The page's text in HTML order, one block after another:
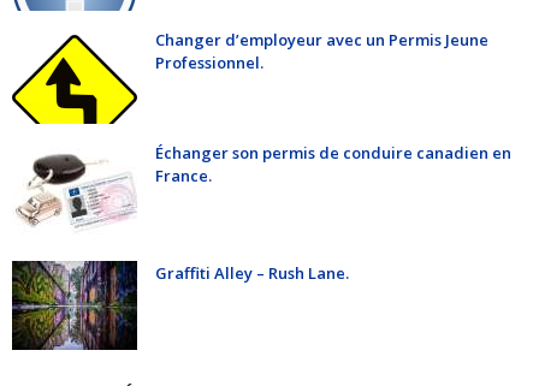
Changer d’employeur avec un Permis Jeune
Professionnel.
Échanger son permis de conduire canadien en
France.
Graffiti Alley – Rush Lane.